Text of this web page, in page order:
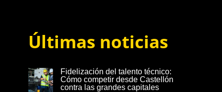
Últimas noticias
Fidelización del talento técnico:
Cómo competir desde Castellón
contra las grandes capitales